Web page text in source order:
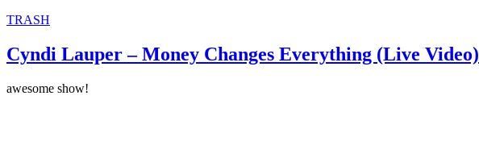
TRASH
Cyndi Lauper – Money Changes Everything (Live Video)
awesome show!